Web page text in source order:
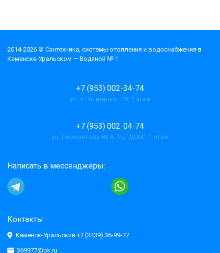
2014-2026 © Cантехника, системы отопления и водоснабжения в
Каменске-Уральском — Водяной № 1
+7 (953) 002-34-74
ул. 4 Пятилетки , 49, 1 этаж
+7 (953) 002-04-74
ул. Лермонтова 83 А, ТЦ "ДОМ", 1 этаж
Написать в мессенджеры:
Контакты:
Каменск-Уральский +7 (3439) 36-99-77
369977@bk.ru